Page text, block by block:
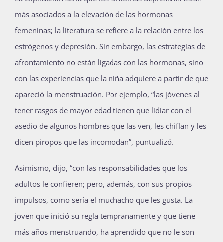
más asociados a la elevación de las hormonas
femeninas; la literatura se refiere a la relación entre los
estrógenos y depresión. Sin embargo, las estrategias de
afrontamiento no están ligadas con las hormonas, sino
con las experiencias que la niña adquiere a partir de que
apareció la menstruación. Por ejemplo, “las jóvenes al
tener rasgos de mayor edad tienen que lidiar con el
asedio de algunos hombres que las ven, les chiflan y les
dicen piropos que las incomodan”, puntualizó.
Asimismo, dijo, “con las responsabilidades que los
adultos le confieren; pero, además, con sus propios
impulsos, como sería el muchacho que les gusta. La
joven que inició su regla tempranamente y que tiene
más años menstruando, ha aprendido que no le son